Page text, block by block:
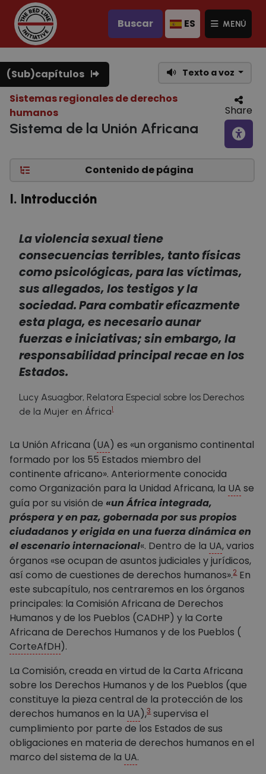
Buscar ES MENÚ
Texto a voz
(Sub)capítulos
Sistemas regionales de derechos
humanos
Sistema de la Unión Africana
Share
Contenido de página
I. Introducción
La violencia sexual tiene
consecuencias terribles, tanto físicas
como psicológicas, para las víctimas,
sus allegados, los testigos y la
sociedad. Para combatir eficazmente
esta plaga, es necesario aunar
fuerzas e iniciativas; sin embargo, la
responsabilidad principal recae en los
Estados.
Lucy Asuagbor, Relatora Especial sobre los Derechos
de la Mujer en África1
La Unión Africana (UA) es «un organismo continental
formado por los 55 Estados miembro del
continente africano». Anteriormente conocida
como Organización para la Unidad Africana, la UA se
guía por su visión de «un África integrada,
próspera y en paz, gobernada por sus propios
ciudadanos y erigida en una fuerza dinámica en
el escenario internacional«. Dentro de la UA, varios
órganos «se ocupan de asuntos judiciales y jurídicos,
así como de cuestiones de derechos humanos».2En
este subcapítulo, nos centraremos en los órganos
principales: la Comisión Africana de Derechos
Humanos y de los Pueblos (CADHP) y la Corte
Africana de Derechos Humanos y de los Pueblos (
CorteAfDH).
La Comisión, creada en virtud de la Carta Africana
sobre los Derechos Humanos y de los Pueblos (que
constituye la pieza central de la protección de los
derechos humanos en la UA),3supervisa el
cumplimiento por parte de los Estados de sus
obligaciones en materia de derechos humanos en el
marco del sistema de la UA.